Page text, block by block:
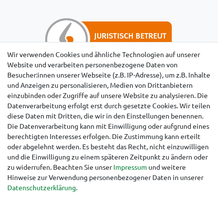
Hinweise für Käufer aus der Schweiz
Wir verwenden Cookies und ähnliche Technologien auf unserer
Website und verarbeiten personenbezogene Daten von
Besucher:innen unserer Webseite (z.B. IP-Adresse), um z.B. Inhalte
und Anzeigen zu personalisieren, Medien von Drittanbietern
einzubinden oder Zugriffe auf unsere Website zu analysieren. Die
Datenverarbeitung erfolgt erst durch gesetzte Cookies. Wir teilen
diese Daten mit Dritten, die wir in den Einstellungen benennen.
Die Datenverarbeitung kann mit Einwilligung oder aufgrund eines
berechtigten Interesses erfolgen. Die Zustimmung kann erteilt
oder abgelehnt werden. Es besteht das Recht, nicht einzuwilligen
und die Einwilligung zu einem späteren Zeitpunkt zu ändern oder
zu widerrufen. Beachten Sie unserImpressum und weitere
Hinweise zur Verwendung personenbezogener Daten in unserer
Daten­schutz­erklärung.